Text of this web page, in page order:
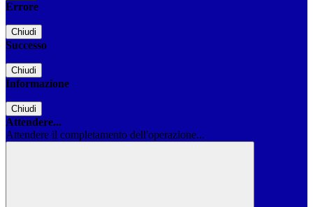
Errore
Chiudi
Successo
Chiudi
Informazione
Chiudi
Attendere...
Attendere il completamento dell'operazione...